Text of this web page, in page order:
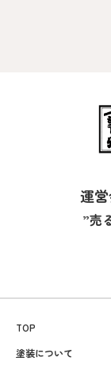
運
”売
TOP
塗装について